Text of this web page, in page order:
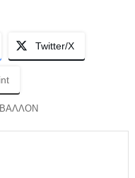
Twitter/X